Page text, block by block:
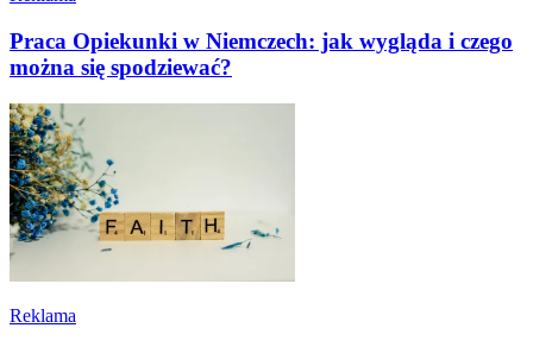
Praca Opiekunki w Niemczech: jak wygląda i czego
można się spodziewać?
Reklama